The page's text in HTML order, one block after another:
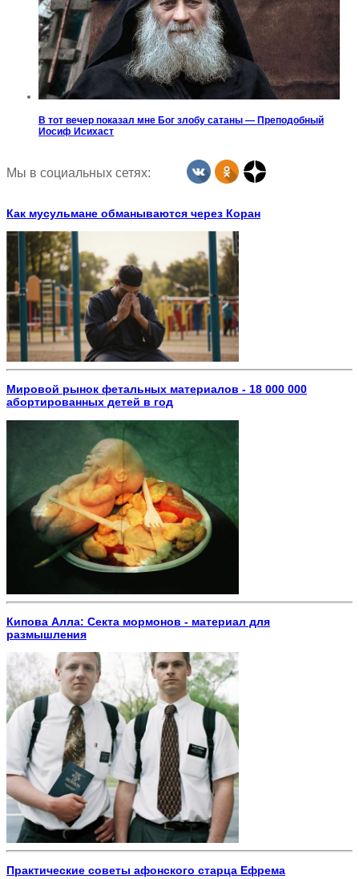
В тот вечер показал мне Бог злобу сатаны — Преподобный
Иосиф Исихаст
Мы в социальных сетях:
Как мусульмане обманываются через Коран
Мировой рынок фетальных материалов - 18 000 000
абортированных детей в год
Кипова Алла: Секта мормонов - материал для
размышления
Практические советы афонского старца Ефрема